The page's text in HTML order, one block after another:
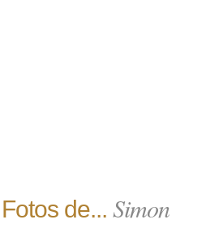
Fotos de... Simon